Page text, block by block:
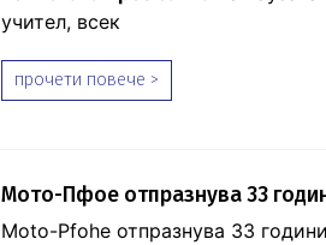
учител, всек
прочети повече >
Мото-Пфое отпразнува 33
Moto-Pfohe отпразнува 33